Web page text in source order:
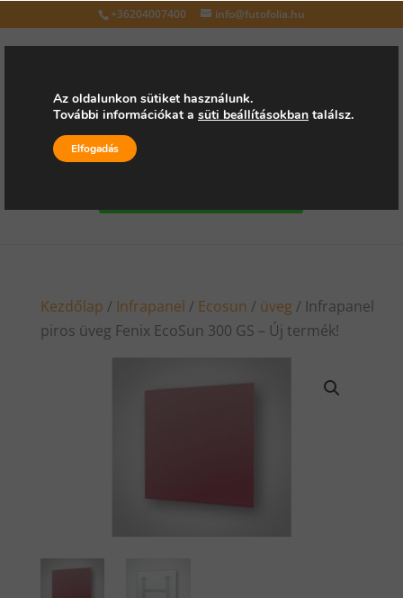
+36204007400 info@futofolia.hu
Válasszon oldalt
Kezdőlap / Infrapanel / Ecosun / üveg / Infrapanel
piros üveg Fenix EcoSun 300 GS – Új termék!
Az oldalunkon sütiket használunk.
További információkat a süti beállításokban találsz.
Elfogadás